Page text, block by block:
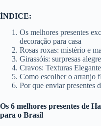
ÍNDICE:
Os melhores presentes
decoração para casa
Rosas roxas: mistério e
Girassóis: surpresas
Cravos: Texturas
Como escolher o arranjo
Por que enviar presentes
Os 6 melhores presentes de
para o Brasil